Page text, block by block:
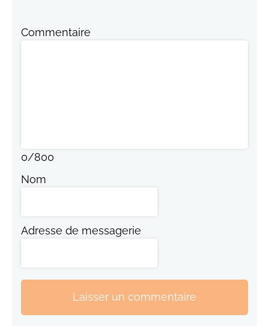
Commentaire
0/800
Nom
Adresse de messagerie
Laisser un commentaire